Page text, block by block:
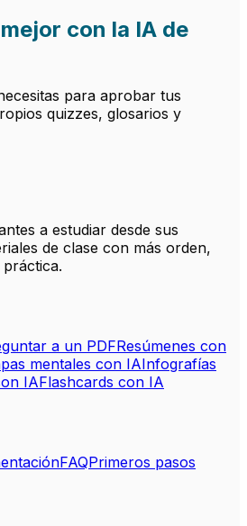
con la IA de
para aprobar tus
quizzes, glosarios y
a estudiar desde sus
de clase con más orden,
a un PDFResúmenes con
mentales con IAInfografías
IAFlashcards con IA
FAQPrimeros pasos